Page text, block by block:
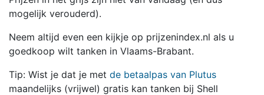
mogelijk verouderd).
Neem altijd even een kijkje op prijzenindex.nl als u
goedkoop wilt tanken in Vlaams-Brabant.
Tip: Wist je dat je met de betaalpas van Plutus
maandelijks (vrijwel) gratis kan tanken bij Shell